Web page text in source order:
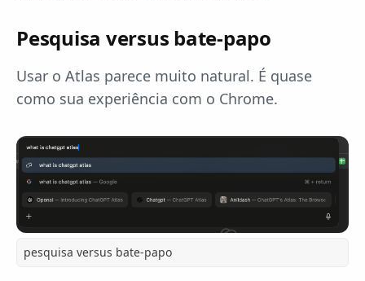
Pesquisa versus bate-papo
Usar o Atlas parece muito natural. É quase
como sua experiência com o Chrome.
pesquisa versus bate-papo